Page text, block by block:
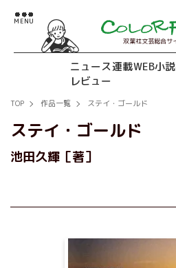
双葉社文芸総合サ
ニュース連載WEB小
レビュー
TOP 作品一覧 ステイ・ゴールド
ステイ・ゴールド
池田久輝［著］